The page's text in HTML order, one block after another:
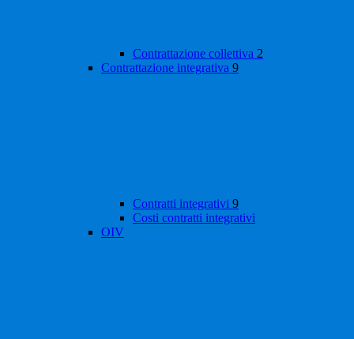
Contrattazione collettiva 2
Contrattazione integrativa 9
Contratti integrativi 9
Costi contratti integrativi
OIV